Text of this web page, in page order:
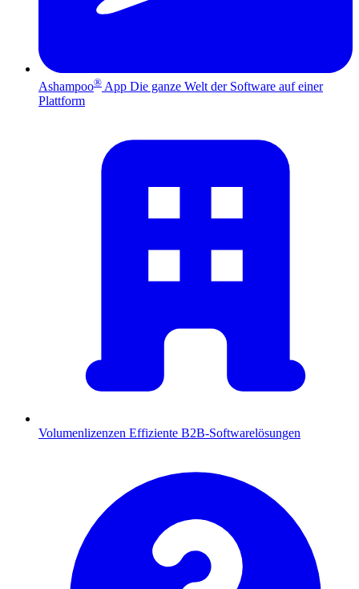
Ashampoo® App Die ganze Welt der Software auf einer
Plattform
Volumenlizenzen Effiziente B2B-Softwarelösungen